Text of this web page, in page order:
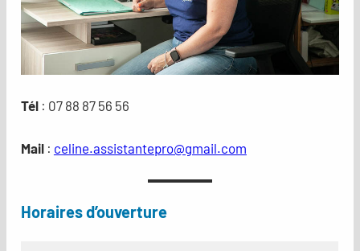
Tél: 07 88 87 56 56
Mail: celine.assistantepro@gmail.com
Horaires d’ouverture